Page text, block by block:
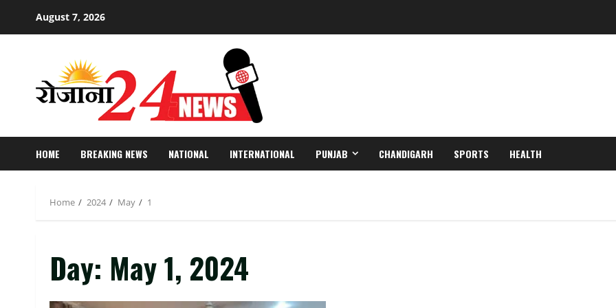
August 7, 2026
HOME BREAKING NEWS NATIONAL INTERNATIONAL PUNJAB CHANDIGARH SPORTS HEALTH
Home 2024 May 1
Day: May 1, 2024